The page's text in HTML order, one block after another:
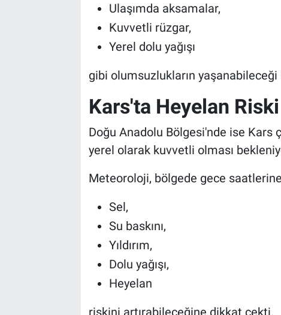
Ulaşımda aksamalar,
Kuvvetli rüzgar,
Yerel dolu yağışı
gibi olumsuzlukların
Kars'ta Heyelan
Doğu Anadolu Bölgesi'nde ise Kars
yerel olarak kuvvetli olması
Meteoroloji, bölgede gece
Sel,
Su baskını,
Yıldırım,
Dolu yağışı,
Heyelan
riskini artırabileceğine dikkat çekti.